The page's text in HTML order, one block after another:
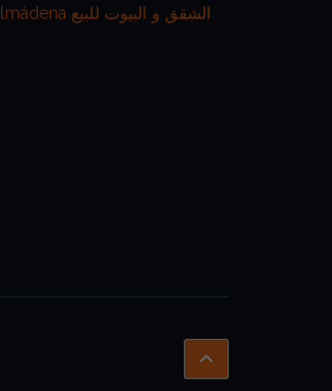
Benalmádena الشقق و البيوت للبيع